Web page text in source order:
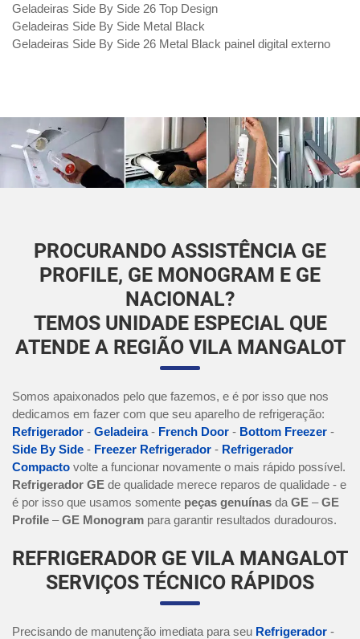
Geladeiras Side By Side 26 Top Design
Geladeiras Side By Side Metal Black
Geladeiras Side By Side 26 Metal Black painel digital externo
PROCURANDO ASSISTÊNCIA GE
PROFILE, GE MONOGRAM E GE
NACIONAL?
TEMOS UNIDADE ESPECIAL QUE
ATENDE A REGIÃO VILA MANGALOT
Somos apaixonados pelo que fazemos, e é por isso que nos
dedicamos em fazer com que seu aparelho de refrigeração:
Refrigerador - Geladeira- French Door - Bottom Freezer -
Side By Side - Freezer Refrigerador - Refrigerador
Compacto volte a funcionar novamente o mais rápido possível.
Refrigerador GE de qualidade merece reparos de qualidade - e
é por isso que usamos somente peças genuínas da GE –GE
Profile –GE Monogram para garantir resultados duradouros.
REFRIGERADOR GE VILA MANGALOT
SERVIÇOS TÉCNICO RÁPIDOS
Precisando de manutenção imediata para seu Refrigerador -